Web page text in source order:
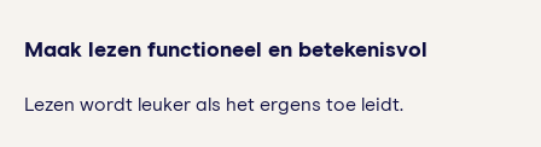
Maak lezen functioneel en betekenisvol
Lezen wordt leuker als het ergens toe leidt.